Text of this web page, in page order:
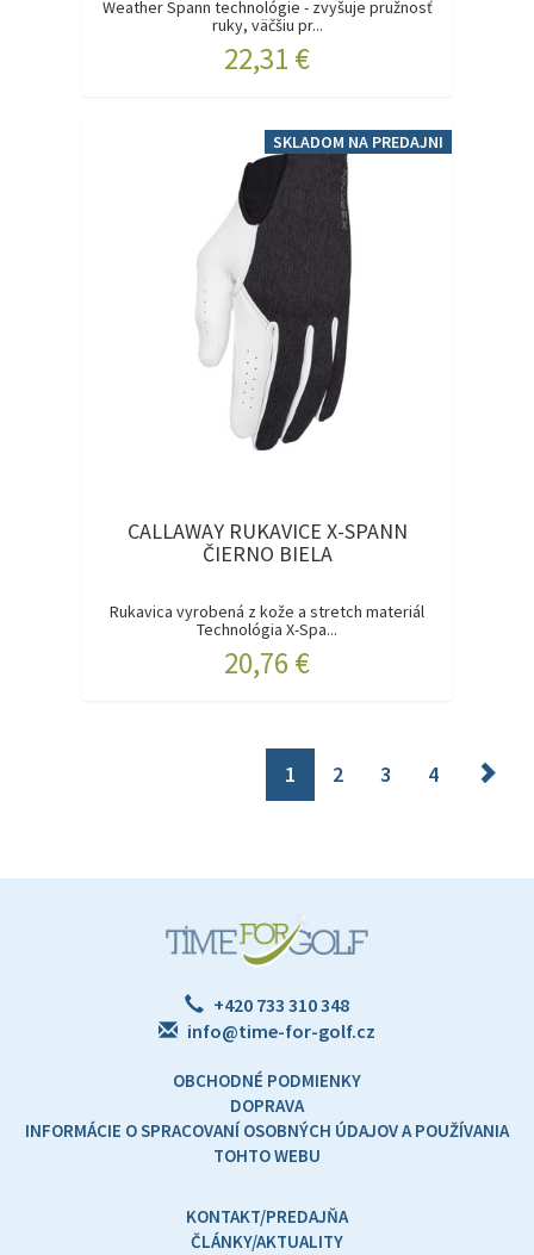
Weather Spann technológie - zvyšuje pružnosť
ruky, väčšiu pr...
22,31 €
SKLADOM NA PREDAJNI
CALLAWAY RUKAVICE X-SPANN
ČIERNO BIELA
Rukavica vyrobená z kože a stretch materiál
Technológia X-Spa...
20,76 €
1 2 3 4
+420 733 310 348
info@time-for-golf.cz
OBCHODNÉ PODMIENKY
DOPRAVA
INFORMÁCIE O SPRACOVANÍ OSOBNÝCH ÚDAJOV A POUŽÍVANIA
TOHTO WEBU
KONTAKT/PREDAJŇA
ČLÁNKY/AKTUALITY